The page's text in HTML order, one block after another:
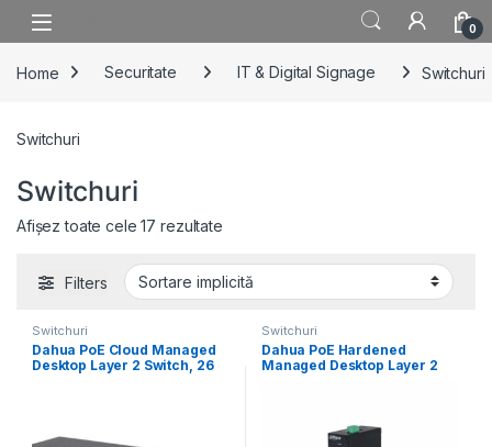
Skip to navigation
Skip to content
0
Home Securitate IT & Digital Signage Switchuri
Switchuri
Switchuri
Afișez toate cele 17 rezultate
Filters
Switchuri
Dahua PoE Cloud Managed
Desktop Layer 2 Switch, 26
Switchuri
Dahua PoE Hardened
Managed Desktop Layer 2